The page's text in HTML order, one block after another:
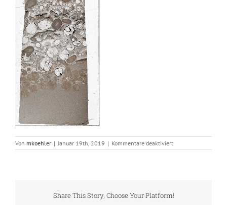
Von mkoehler | Januar 19th, 2019 | Kommentare deaktiviertfür
Fossilkalk
Share This Story, Choose Your Platform!